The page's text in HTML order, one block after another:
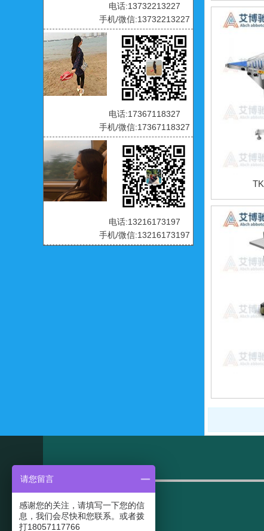
电话:13732213227
手机/微信:13732213227
电话:17367118327
手机/微信:17367118327
电话:13216173197
手机/微信:13216173197
请您留言
感谢您的关注，请填写一下您的信
息，我们会尽快和您联系。或者拨
打18057117766